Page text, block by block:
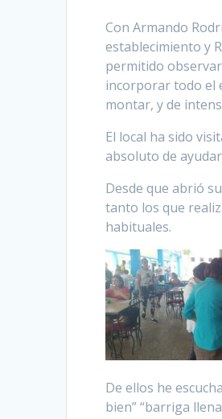
Con Armando
establecimiento y
permitido
incorporar todo el
montar, y de
El local ha sido
absoluto de
Desde que abrió
tanto los que
habituales.
De ellos he
bien” “barriga